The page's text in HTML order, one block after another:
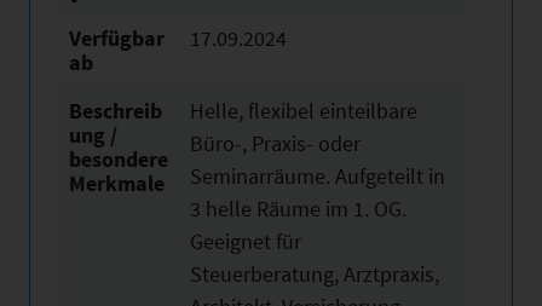
Verfügbar
ab
17.09.2024
Beschreib
ung /
besondere
Merkmale
Helle, flexibel einteilbare
Büro-, Praxis- oder
Seminarräume. Aufgeteilt in
3 helle Räume im 1. OG.
Geeignet für
Steuerberatung, Arztpraxis,